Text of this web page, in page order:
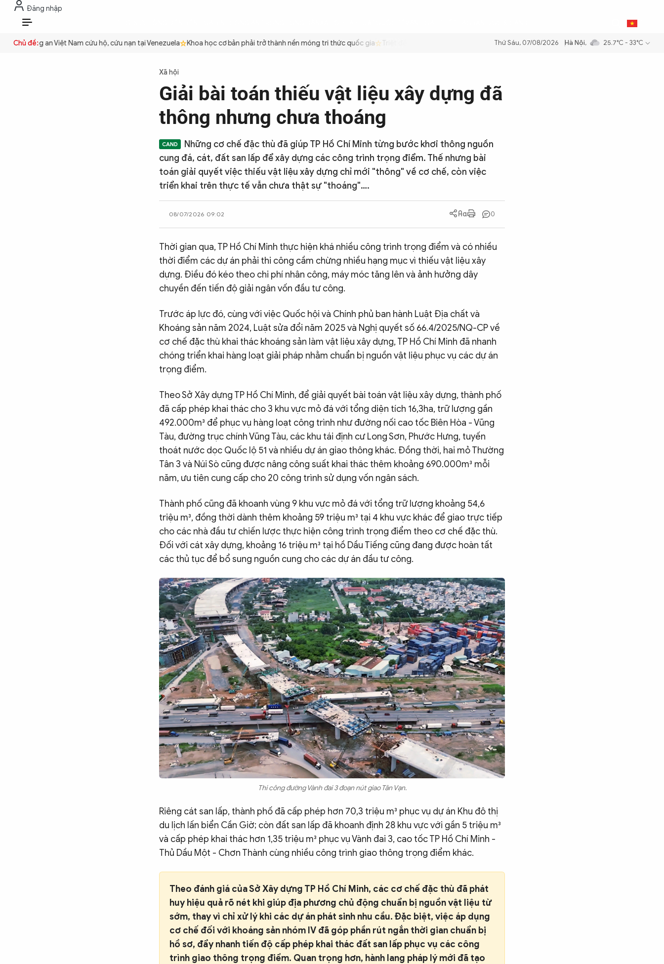
Đăng nhập
VI
Chủ đề:
Công an Việt Nam cứu hộ, cứu nạn tại Venezuela Khoa học cơ bản phải trở thành nền móng tri thức quốc gia Triệt để tiết kiệm xăng dầu để đảm bảo an ninh năng lượng quốc gia Thực hiện Nghị
Thứ Sáu, 07/08/2026 Hà Nội, 25.7°C - 33°C
Xã hội
Giải bài toán thiếu vật liệu xây dựng đã
thông nhưng chưa thoáng
Những cơ chế đặc thù đã giúp TP Hồ Chí Minh từng bước khơi thông nguồn
cung đá, cát, đất san lấp để xây dựng các công trình trọng điểm. Thế nhưng bài
toán giải quyết việc thiếu vật liệu xây dựng chỉ mới "thông" về cơ chế, còn việc
triển khai trên thực tế vẫn chưa thật sự "thoáng"….
08/07/2026 09:02 0
Thời gian qua, TP Hồ Chí Minh thực hiện khá nhiều công trình trọng điểm và có nhiều
thời điểm các dự án phải thi công cầm chừng nhiều hạng mục vì thiếu vật liệu xây
dựng. Điều đó kéo theo chi phí nhân công, máy móc tăng lên và ảnh hưởng dây
chuyền đến tiến độ giải ngân vốn đầu tư công.
Trước áp lực đó, cùng với việc Quốc hội và Chính phủ ban hành Luật Địa chất và
Khoáng sản năm 2024, Luật sửa đổi năm 2025 và Nghị quyết số 66.4/2025/NQ-CP về
cơ chế đặc thù khai thác khoáng sản làm vật liệu xây dựng, TP Hồ Chí Minh đã nhanh
chóng triển khai hàng loạt giải pháp nhằm chuẩn bị nguồn vật liệu phục vụ các dự án
trọng điểm.
Theo Sở Xây dựng TP Hồ Chí Minh, để giải quyết bài toán vật liệu xây dựng, thành phố
đã cấp phép khai thác cho 3 khu vực mỏ đá với tổng diện tích 16,3ha, trữ lượng gần
492.000m³ để phục vụ hàng loạt công trình như đường nối cao tốc Biên Hòa - Vũng
Tàu, đường trục chính Vũng Tàu, các khu tái định cư Long Sơn, Phước Hưng, tuyến
thoát nước dọc Quốc lộ 51 và nhiều dự án giao thông khác. Đồng thời, hai mỏ Thường
Tân 3 và Núi Sò cũng được nâng công suất khai thác thêm khoảng 690.000m³ mỗi
năm, ưu tiên cung cấp cho 20 công trình sử dụng vốn ngân sách.
Thành phố cũng đã khoanh vùng 9 khu vực mỏ đá với tổng trữ lượng khoảng 54,6
triệu m³, đồng thời dành thêm khoảng 59 triệu m³ tại 4 khu vực khác để giao trực tiếp
cho các nhà đầu tư chiến lược thực hiện công trình trọng điểm theo cơ chế đặc thù.
Đối với cát xây dựng, khoảng 16 triệu m³ tại hồ Dầu Tiếng cũng đang được hoàn tất
các thủ tục để bổ sung nguồn cung cho các dự án đầu tư công.
Thi công đường Vành đai 3 đoạn nút giao Tân Vạn.
Riêng cát san lấp, thành phố đã cấp phép hơn 70,3 triệu m³ phục vụ dự án Khu đô thị
du lịch lấn biển Cần Giờ; còn đất san lấp đã khoanh định 28 khu vực với gần 5 triệu m³
và cấp phép khai thác hơn 1,35 triệu m³ phục vụ Vành đai 3, cao tốc TP Hồ Chí Minh -
Thủ Dầu Một - Chơn Thành cùng nhiều công trình giao thông trọng điểm khác.
Theo đánh giá của Sở Xây dựng TP Hồ Chí Minh, các cơ chế đặc thù đã phát
huy hiệu quả rõ nét khi giúp địa phương chủ động chuẩn bị nguồn vật liệu từ
sớm, thay vì chỉ xử lý khi các dự án phát sinh nhu cầu. Đặc biệt, việc áp dụng
cơ chế đối với khoáng sản nhóm IV đã góp phần rút ngắn thời gian chuẩn bị
hồ sơ, đẩy nhanh tiến độ cấp phép khai thác đất san lấp phục vụ các công
trình giao thông trọng điểm. Quan trọng hơn, hành lang pháp lý mới đã tạo